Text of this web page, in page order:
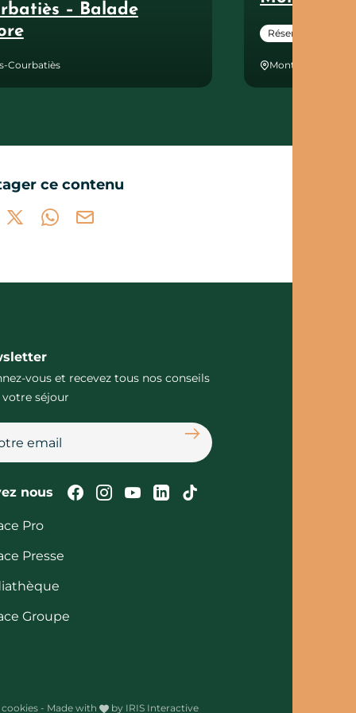
– Balade
Courbatiès
Réservable en
Montsalès
ce contenu
sur Facebook (nouvelle fenêtre)
Partager sur X / Twitter (nouvelle fenêtre)
Partager sur WhatsApp
Partager par mail
vous et recevez tous nos conseils
séjour
S'abonner
nous Suivez-nous sur Facebook
Suivez-nous sur Instagram
Suivez-nous sur Youtube
Suivez-nous sur
Pro
Presse
Groupe
- Made with by IRIS Interactive